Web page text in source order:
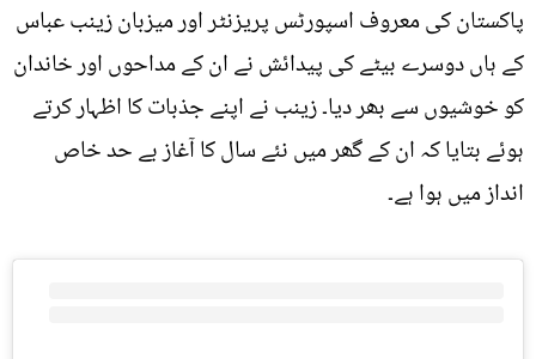
پاکستان کی معروف اسپورٹس پریزنٹر اور میزبان زینب عباس
کے ہاں دوسرے بیٹے کی پیدائش نے ان کے مداحوں اور خاندان
کو خوشیوں سے بھر دیا۔ زینب نے اپنے جذبات کا اظہار کرتے
ہوئے بتایا کہ ان کے گھر میں نئے سال کا آغاز بے حد خاص
انداز میں ہوا ہے۔